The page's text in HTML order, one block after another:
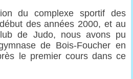
du complexe sportif des
des années 2000, et au
de Judo, nous avons pu
de Bois-Foucher en
le premier cours dans ce